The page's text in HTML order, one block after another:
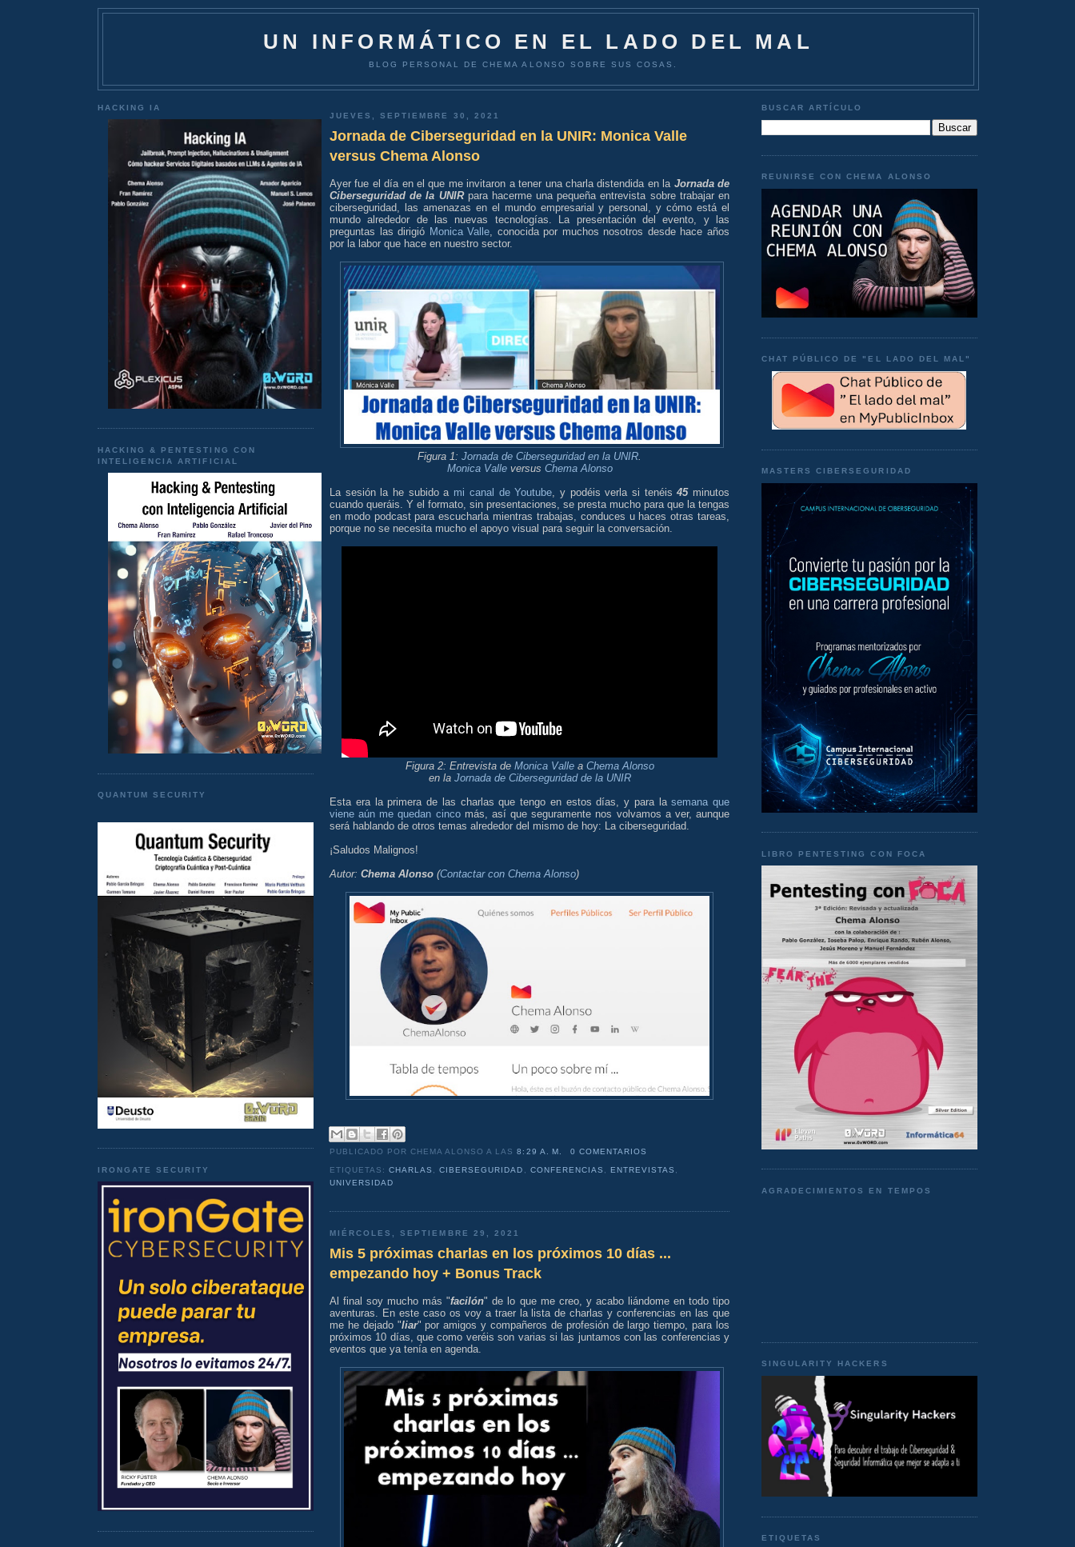
UN INFORMÁTICO EN EL LADO DEL MAL
BLOG PERSONAL DE CHEMA ALONSO SOBRE SUS COSAS.
HACKING IA
HACKING & PENTESTING CON
INTELIGENCIA ARTIFICIAL
QUANTUM SECURITY
IRONGATE SECURITY
JUEVES, SEPTIEMBRE 30, 2021
Jornada de Ciberseguridad en la UNIR: Monica Valle
versus Chema Alonso
Ayer fue el día en el que me invitaron a tener una charla distendida en la Jornada de
Ciberseguridad de la UNIRpara hacerme una pequeña entrevista sobre trabajar en
ciberseguridad, las amenazas en el mundo empresarial y personal, y cómo está el
mundo alrededor de las nuevas tecnologías. La presentación del evento, y las
preguntas las dirigió Monica Valle , conocida por muchos nosotros desde hace años
por la labor que hace en nuestro sector.
Figura 1: Jornada de Ciberseguridad en la UNIR.
Monica Valleversus Chema Alonso
La sesión la he subido a mi canal de Youtube, y podéis verla si tenéis45minutos
cuando queráis. Y el formato, sin presentaciones, se presta mucho para que la tengas
en modo podcast para escucharla mientras trabajas, conduces u haces otras tareas,
porque no se necesita mucho el apoyo visual para seguir la conversación.
Figura 2: Entrevista de Monica Vallea Chema Alonso
en la Jornada de Ciberseguridad de la UNIR
Esta era la primera de las charlas que tengo en estos días, y para lasemana que
viene aún me quedan cincomás, así que seguramente nos volvamos a ver, aunque
será hablando de otros temas alrededor del mismo de hoy: La ciberseguridad.
¡Saludos Malignos!
Autor: Chema Alonso (Contactar con Chema Alonso)
PUBLICADO POR CHEMA ALONSOA LAS8:29 A. M. 0 COMENTARIOS
ETIQUETAS:CHARLAS ,CIBERSEGURIDAD , CONFERENCIAS , ENTREVISTAS ,
UNIVERSIDAD
MIÉRCOLES, SEPTIEMBRE 29, 2021
Mis 5 próximas charlas en los próximos 10 días ...
empezando hoy + Bonus Track
Al final soy mucho más "facilón" de lo que me creo, y acabo liándome en todo tipo
aventuras. En este caso os voy a traer la lista de charlas y conferencias en las que
me he dejado "liar" por amigos y compañeros de profesión de largo tiempo, para los
próximos 10 días, que como veréis son varias si las juntamos con las conferencias y
eventos que ya tenía en agenda.
BUSCAR ARTÍCULO
REUNIRSE CON CHEMA ALONSO
CHAT PÚBLICO DE "EL LADO DEL MAL"
MASTERS CIBERSEGURIDAD
LIBRO PENTESTING CON FOCA
AGRADECIMIENTOS EN TEMPOS
SINGULARITY HACKERS
ETIQUETAS